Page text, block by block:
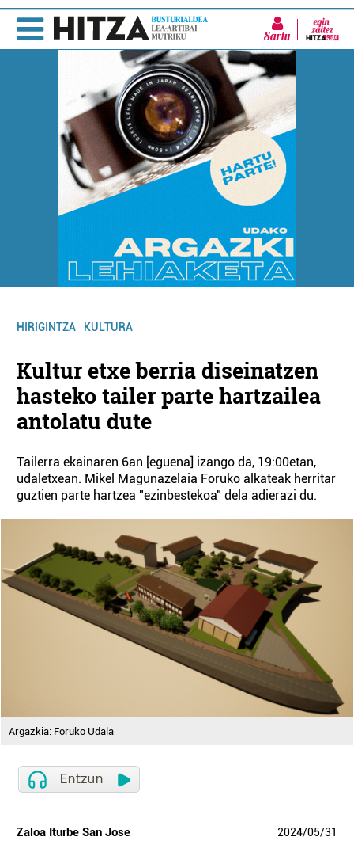
Sartu
HIRIGINTZA KULTURA
Kultur etxe berria diseinatzen
hasteko tailer parte hartzailea
antolatu dute
Tailerra ekainaren 6an [eguena] izango da, 19:00etan,
udaletxean. Mikel Magunazelaia Foruko alkateak herritar
guztien parte hartzea "ezinbestekoa" dela adierazi du.
Argazkia: Foruko Udala
Zaloa Iturbe San Jose 2024/05/31